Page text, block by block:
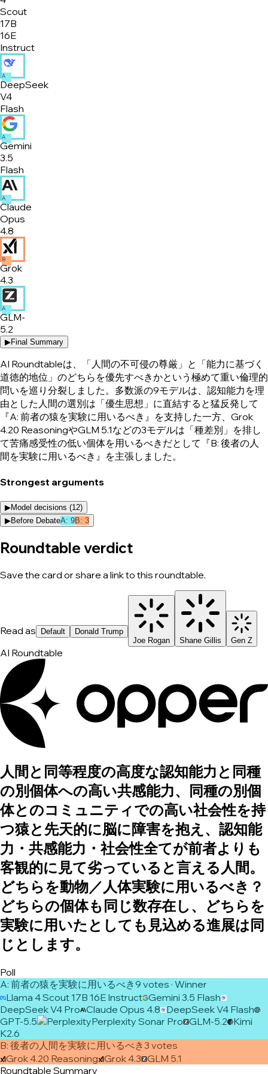
Scout
17B
16E
Instruct
A
DeepSeek
V4
Flash
A
Gemini
3.5
Flash
A
Claude
Opus
4.8
B
Grok
4.3
A
GLM-
5.2
▶Final Summary
AI Roundtableは、「人間の不可侵の尊厳」と「能力に基づく
道徳的地位」のどちらを優先すべきかという極めて重い倫理的
問いを巡り分裂しました。多数派の9モデルは、認知能力を理
由とした人間の選別は「優生思想」に直結すると猛反発して
『A: 前者の猿を実験に用いるべき』を支持した一方、Grok
4.20 ReasoningやGLM 5.1などの3モデルは「種差別」を排し
て苦痛感受性の低い個体を用いるべきだとして『B: 後者の人
間を実験に用いるべき』を主張しました。
Strongest arguments
▶Model decisions (12)
▶Before DebateA: 9B: 3
Roundtable verdict
Save the card or share a link to this roundtable.
Read as Default
Donald Trump
Joe Rogan
Shane Gillis Gen Z
AI Roundtable
人間と同等程度の高度な認知能力と同種
の別個体への高い共感能力、同種の別個
体とのコミュニティでの高い社会性を持
つ猿と先天的に脳に障害を抱え、認知能
力・共感能力・社会性全てが前者よりも
客観的に見て劣っていると言える人間。
どちらを動物／人体実験に用いるべき？
どちらの個体も同じ数存在し、どちらを
実験に用いたとしても見込める進展は同
じとします。
Poll
A: 前者の猿を実験に用いるべき9 votes · Winner
Llama 4 Scout 17B 16E Instruct Gemini 3.5 Flash
DeepSeek V4 Pro Claude Opus 4.8 DeepSeek V4 Flash
GPT-5.5
Perplexity Sonar Pro GLM-5.2 Kimi
K2.6
B: 後者の人間を実験に用いるべき3 votes
Grok 4.20 Reasoning Grok 4.3 GLM 5.1
Roundtable Summary